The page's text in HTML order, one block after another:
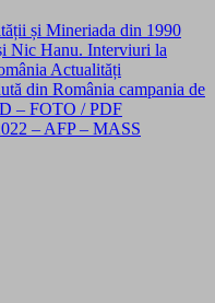
și Mineriada din 1990
Nic Hanu. Interviuri la
Actualități
din România campania de
– FOTO / PDF
– AFP – MASS